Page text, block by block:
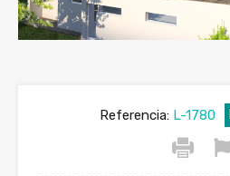
Referencia:L-1780